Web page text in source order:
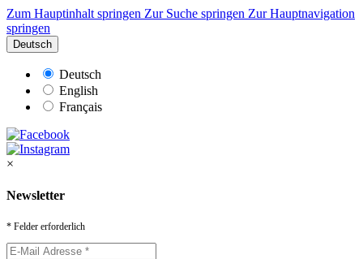
Zum Hauptinhalt springen Zur Suche springen Zur Hauptnavigation
springen
Deutsch
Deutsch
English
Français
×
Newsletter
* Felder erforderlich